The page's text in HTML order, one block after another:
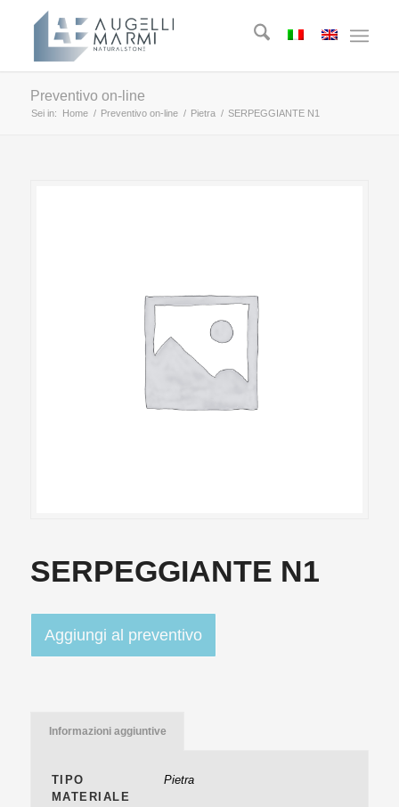
Preventivo on-line
Sei in: Home / Preventivo on-line / Pietra / SERPEGGIANTE N1
SERPEGGIANTE N1
Aggiungi al preventivo
Informazioni aggiuntive
TIPO
MATERIALE
Pietra